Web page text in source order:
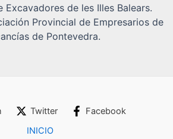
Excavadores de les Illes Balears.
Provincial de Empresarios de
de Pontevedra.
Twitter
Facebook
INICIO